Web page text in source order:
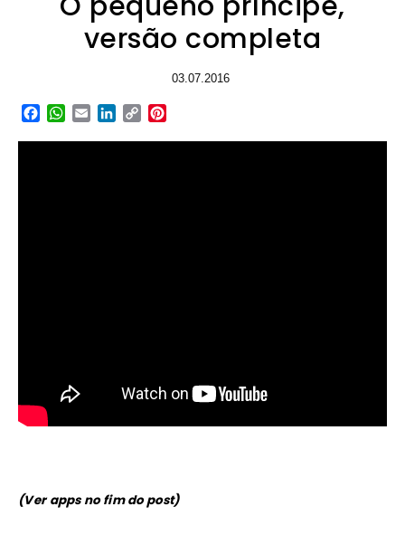
versão completa
03.07.2016
Facebook
WhatsApp
EmailLinkedIn
Copy
(Ver apps no fim do post)